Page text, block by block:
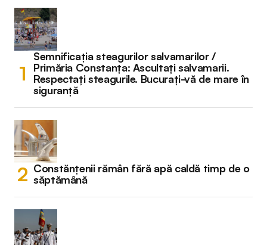
Semnificația steagurilor salvamarilor /
Primăria Constanța: Ascultați salvamarii.
Respectați steagurile. Bucurați-vă de mare în
siguranță
Constănțenii rămân fără apă caldă timp de o
săptămână